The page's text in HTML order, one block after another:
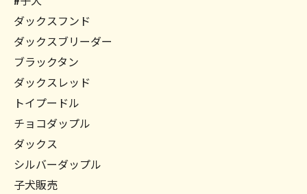
ダックスフンド
ダックスブリーダー
ブラックタン
ダックスレッド
トイプードル
チョコダップル
ダックス
シルバーダップル
子犬販売